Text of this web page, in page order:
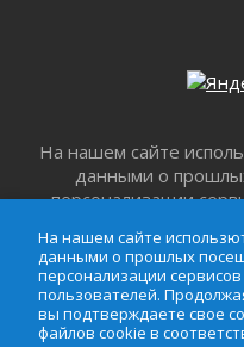
В Ленобласти
Лето без гаджетов
01 августа 2026
01 августа 2026
Безмолвный крик
01 августа 2026
В музей всей семьёй
На нашем сайте
данными о
персонализации
сайтом, вы
использование
настоящим
На нашем сайте
данными о прошлых
персонализации
пользователей.
вы подтверждаете свое
файлов cookie в